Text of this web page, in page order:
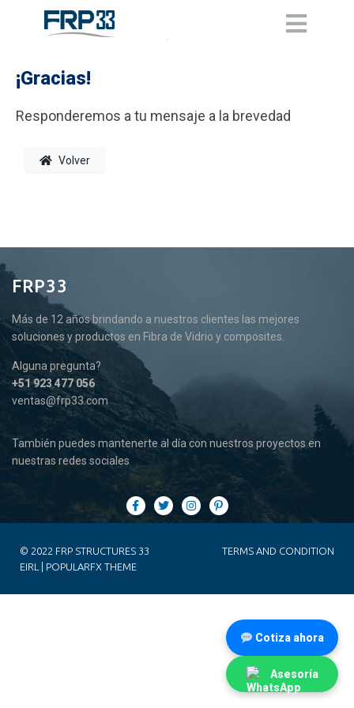
¡Gracias!
Responderemos a tu mensaje a la brevedad
Volver
FRP33
Más de 12 años brindando a nuestros clientes las mejores
soluciones y productos en Fibra de Vidrio y composites.
Alguna pregunta?
+51 923 477 056
ventas@frp33.com
También puedes mantenerte al día con nuestros proyectos en
nuestras redes sociales
© 2022 FRP STRUCTURES 33
EIRL | POPULARFX THEME
TERMS AND CONDITION
Cotiza ahora
Asesoría